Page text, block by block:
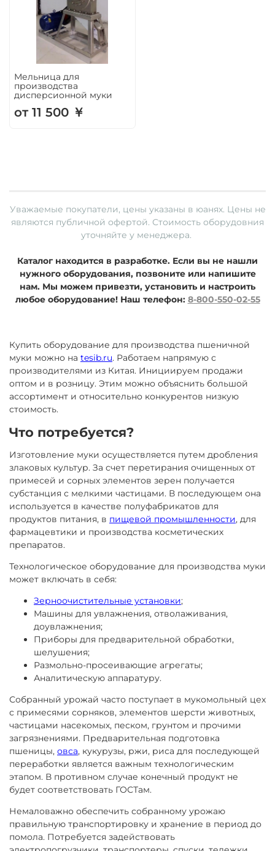
Мельница для
производства
дисперсионной муки
от 11 500 ￥
Уважаемые покупатели, цены указаны в юанях. Цены не
являются публичной офертой. Стоимость оборудовния
уточняйте у менеджера.
Каталог находится в разработке. Если вы не нашли
нужного оборудования, позвоните или напишите
нам. Мы можем привезти, установить и настроить
любое оборудование! Наш телефон: 8-800-550-02-55
Купить оборудование для производства пшеничной
муки можно на tesib.ru. Работаем напрямую с
производителями из Китая. Инициируем продажи
оптом и в розницу. Этим можно объяснить большой
ассортимент и относительно конкурентов низкую
стоимость.
Что потребуется?
Изготовление муки осуществляется путем дробления
злаковых культур. За счет перетирания очищенных от
примесей и сорных элементов зерен получается
субстанция с мелкими частицами. В последующем она
используется в качестве полуфабрикатов для
продуктов питания, в пищевой промышленности, для
фармацевтики и производства косметических
препаратов.
Технологическое оборудование для производства муки
может включать в себя:
Зерноочистительные установки;
Машины для увлажнения, отволаживания,
доувлажнения;
Приборы для предварительной обработки,
шелушения;
Размольно-просеивающие агрегаты;
Аналитическую аппаратуру.
Собранный урожай часто поступает в мукомольный цех
с примесями сорняков, элементов шерсти животных,
частицами насекомых, песком, грунтом и прочими
загрязнениями. Предварительная подготовка
пшеницы, овса, кукурузы, ржи, риса для последующей
переработки является важным технологическим
этапом. В противном случае конечный продукт не
будет соответствовать ГОСТам.
Немаловажно обеспечить собранному урожаю
правильную транспортировку и хранение в период до
помола. Потребуется задействовать